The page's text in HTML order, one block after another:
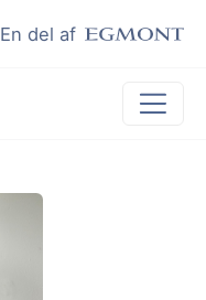
En del af